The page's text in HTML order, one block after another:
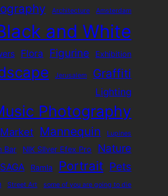
Amsterdam
Architecture
and White
Exhibition
Figurine
Flora
Graffiti
Jerusalem
Lighting
Photography
Lupines
Mannequin
Market
Nature
NIK SIlver Efex Pro
Bar
Pets
Portrait
Ramla
SAGA
some of you are going to die
Street Art